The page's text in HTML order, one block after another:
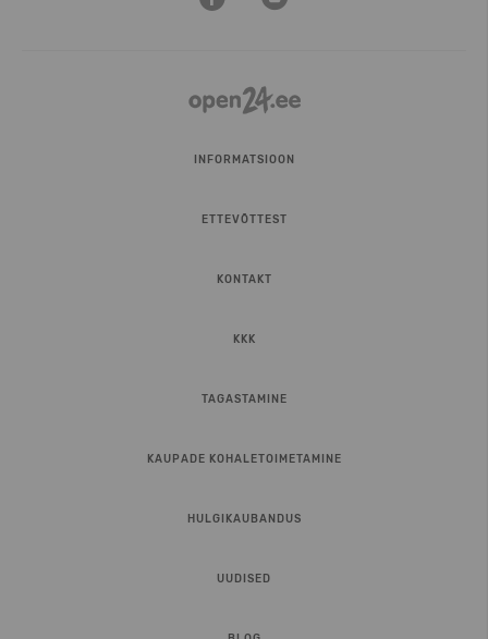
INFORMATSIOON
ETTEVÕTTEST
KONTAKT
KKK
TAGASTAMINE
KAUPADE KOHALETOIMETAMINE
HULGIKAUBANDUS
UUDISED